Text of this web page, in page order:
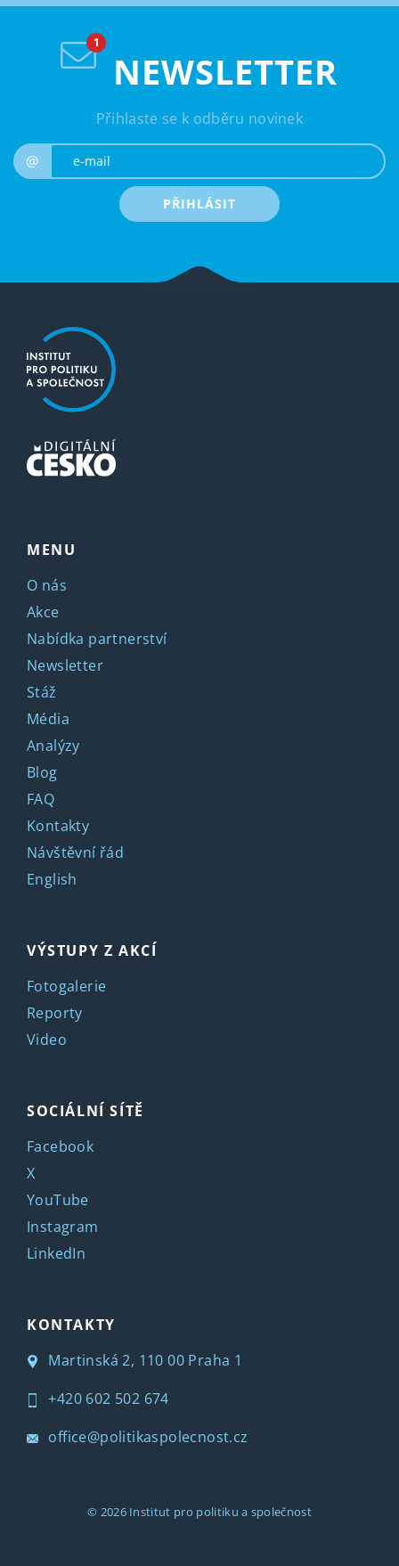
NEWSLETTER
Přihlaste se k odběru novinek
@
PŘIHLÁSIT
MENU
O nás
Akce
Nabídka partnerství
Newsletter
Stáž
Média
Analýzy
Blog
FAQ
Kontakty
Návštěvní řád
English
VÝSTUPY Z AKCÍ
Fotogalerie
Reporty
Video
SOCIÁLNÍ SÍTĚ
Facebook
X
YouTube
Instagram
LinkedIn
KONTAKTY
Martinská 2, 110 00 Praha 1
+420 602 502 674
office@politikaspolecnost.cz
© 2026 Institut pro politiku a společnost